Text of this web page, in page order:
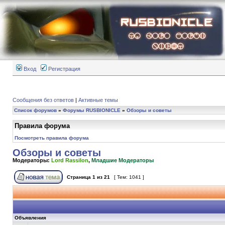
Вход Регистрация
Сообщения без ответов | Активные темы
Список форумов » Форумы RUSBIONICLE » Обзоры и советы
Правила форума
Посмотреть правила форума
Обзоры и советы
Модераторы: Lord Rassilon, Младшие Модераторы
Страница 1 из 21 [ Тем: 1041 ]
Объявления